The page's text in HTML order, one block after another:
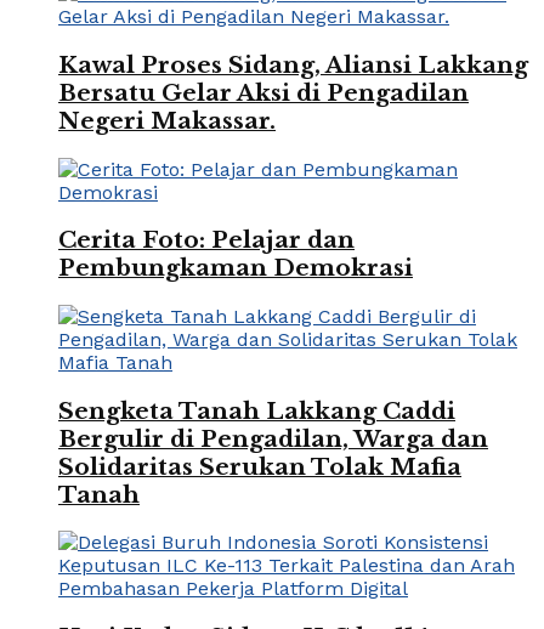
Kawal Proses Sidang, Aliansi Lakkang
Bersatu Gelar Aksi di Pengadilan
Negeri Makassar.
Cerita Foto: Pelajar dan
Pembungkaman Demokrasi
Sengketa Tanah Lakkang Caddi
Bergulir di Pengadilan, Warga dan
Solidaritas Serukan Tolak Mafia
Tanah